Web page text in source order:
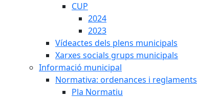
CUP
2024
2023
Vídeactes dels plens municipals
Xarxes socials grups municipals
Informació municipal
Normativa: ordenances i reglaments
Pla Normatiu